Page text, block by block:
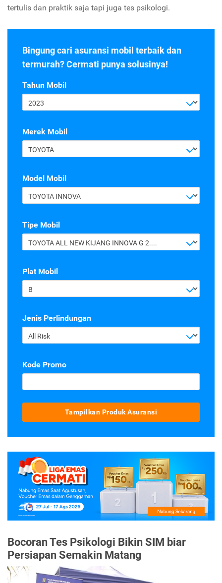
tertulis dan praktik saja tapi juga tes psikologi.
Bingung cari asuransi mobil terbaik dan
termurah? Cermati punya solusinya!
Tahun Mobil
2023
Merek Mobil
TOYOTA
Model Mobil
TOYOTA INNOVA
Tipe Mobil
TOYOTA ALL NEW KIJANG INNOVA G 2.4 A/T DIESEL
Plat Mobil
B
Jenis Perlindungan
All Risk
Kode Promo
Tampilkan Produk Asuransi
Bocoran Tes Psikologi Bikin SIM biar
Persiapan Semakin Matang